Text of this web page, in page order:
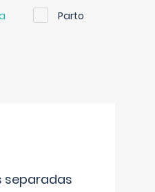
Parto
separadas